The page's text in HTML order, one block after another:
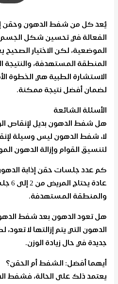
يُعد كل من شفط الدهون وحقن
الفعالة في تحسين شكل الجسم
الموضعية، لكن الاختيار
المنطقة المستهدفة، والنتيجة
الاستشارة الطبية هي الخطوة
لضمان أفضل نتيجة ممكنة.
الأسئلة الشائعة
هل شفط الدهون بديل لإنقاص
لا، شفط الدهون ليس وسيلة
لتنسيق القوام وإزالة الدهون
كم عدد جلسات حقن إذابة
والمنطقة المستهدفة.
هل تعود الدهون بعد شفط
الدهون التي يتم إزالتها لا
جديدة في حال زيادة الوزن.
أيهما أفضل: الشفط أم الحقن؟
يعتمد ذلك على الحالة، فشفط